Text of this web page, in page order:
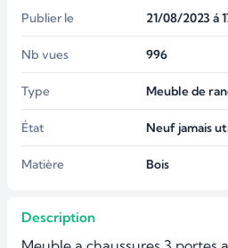
Publier le 21/08/2023 á
Nb vues 996
Type Meuble de
État Neuf jamais
Matière Bois
Description